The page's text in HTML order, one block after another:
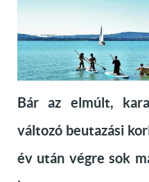
Bár az elmúlt,
változó beutazási
év után végre sok